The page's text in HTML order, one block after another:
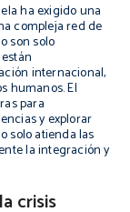
ha exigido una
compleja red de
son solo
internacional,
humanos. El
para
y explorar
solo atienda las
la integración y
crisis